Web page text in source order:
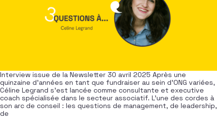
Interview issue de la Newsletter 30 avril 2025 Après une
quinzaine d’années en tant que fundraiser au sein d’ONG variées,
Céline Legrand s’est lancée comme consultante et executive
coach spécialisée dans le secteur associatif. L’une des cordes à
son arc de conseil : les questions de management, de leadership,
de